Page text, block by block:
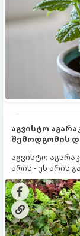
აგვისტო
შემოდგომის
აგვისტო
არის - ეს არის
ეყრება
შემოდგომა-
ნიადაგმა
ზამთარს